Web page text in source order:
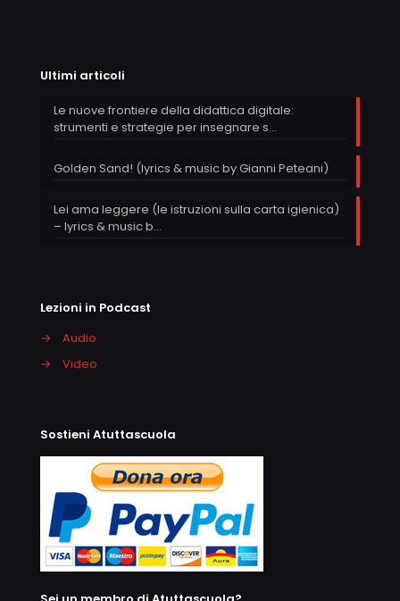
Ultimi articoli
Le nuove frontiere della didattica digitale:
strumenti e strategie per insegnare s…
Golden Sand! (lyrics & music by Gianni Peteani)
Lei ama leggere (le istruzioni sulla carta igienica)
– lyrics & music b…
Lezioni in Podcast
→
Audio
→
Video
Sostieni Atuttascuola